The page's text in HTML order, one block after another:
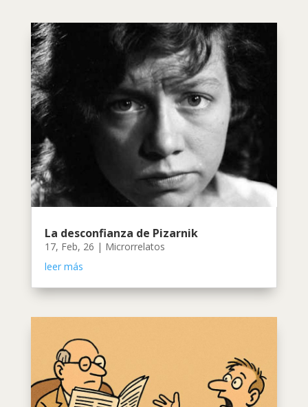
La desconfianza de Pizarnik
17, Feb, 26 | Microrrelatos
leer más